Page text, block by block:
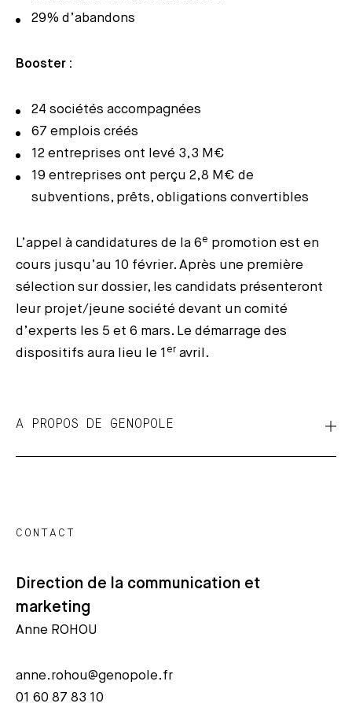
29% d’abandons
Booster :
24 sociétés accompagnées
67 emplois créés
12 entreprises ont levé 3,3 M€
19 entreprises ont perçu 2,8 M€ de
subventions, prêts, obligations convertibles
L’appel à candidatures de la 6e promotion est en
cours jusqu’au 10 février. Après une première
sélection sur dossier, les candidats présenteront
leur projet/jeune société devant un comité
d’experts les 5 et 6 mars. Le démarrage des
dispositifs aura lieu le 1 er avril.
A PROPOS DE GENOPOLE
CONTACT
Direction de la communication et
marketing
Anne ROHOU
anne.rohou@genopole.fr
01 60 87 83 10